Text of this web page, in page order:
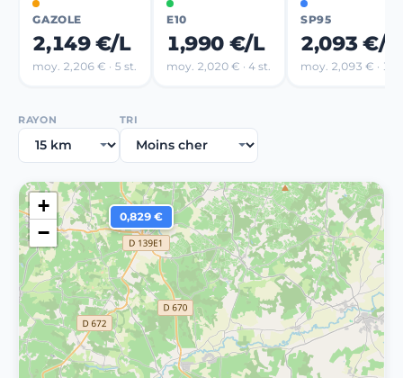
GAZOLE
2,149 €/L
moy. 2,206 € · 5 st.
E10
1,990 €/L
moy. 2,020 € · 4 st.
SP95
2,093 €/L
moy. 2,093 € · 1
RAYON TRI
0,829 €
+
−